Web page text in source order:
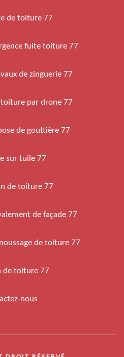
de toiture 77
fuite toiture 77
de zinguerie 77
par drone 77
de gouttière 77
sur tuile 77
de toiture 77
de façade 77
de toiture 77
de toiture 77
nous